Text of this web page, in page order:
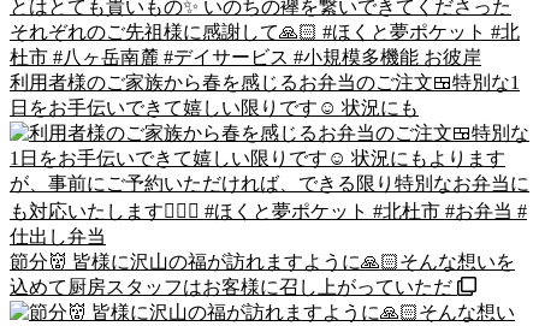
利用者様のご家族から春を感じるお弁当のご注文🍱特別な1
日をお手伝いできて嬉しい限りです☺️ 状況にも
節分👹 皆様に沢山の福が訪れますように🙏🏻そんな想いを
込めて厨房スタッフはお客様に召し上がっていただ